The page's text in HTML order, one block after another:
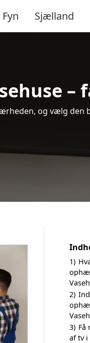
Fyn Sjælland
–
og vælg den
1)
2)
3) Få
af tv i